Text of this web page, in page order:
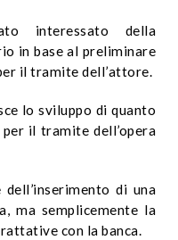
interessato della
in base al preliminare
il tramite dell’attore.
lo sviluppo di quanto
il tramite dell’opera
di una
ma semplicemente la
con la banca.